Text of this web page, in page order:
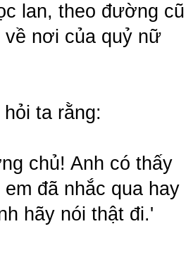
lan, theo đường cũ
nơi của quỷ nữ
ta rằng:
chủ! Anh có thấy
đã nhắc qua hay
hãy nói thật đi.'